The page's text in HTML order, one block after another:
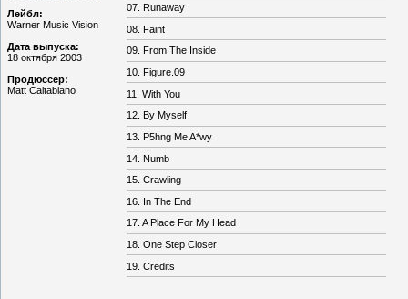
Лейбл:
Warner Music Vision
Дата выпуска:
18 октября 2003
Продюссер:
Matt Caltabiano
07. Runaway
08. Faint
09. From The Inside
10. Figure.09
11. With You
12. By Myself
13. P5hng Me A*wy
14. Numb
15. Crawling
16. In The End
17. A Place For My Head
18. One Step Closer
19. Credits